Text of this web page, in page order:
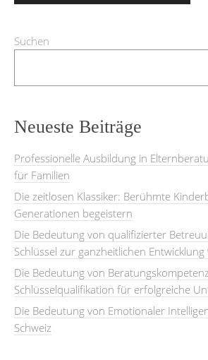
Suchen
Neueste Beiträge
Professionelle Ausbildung in
für Familien
Die zeitlosen Klassiker: Berühmte
Generationen begeistern
Die Bedeutung von qualifizierter
Schlüssel zur ganzheitlichen
Die Bedeutung von
Schlüsselqualifikation für erfolgreiche
Die Bedeutung von Emotionaler
Schweiz